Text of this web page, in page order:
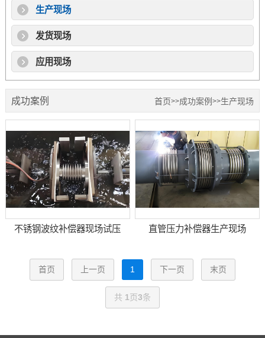
生产现场
发货现场
应用现场
成功案例 首页>>成功案例>>生产现场
不锈钢波纹补偿器现场试压 直管压力补偿器生产现场
首页 上一页 1 下一页 末页
共 1页3条